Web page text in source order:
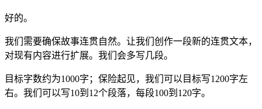
好的。
我们需要确保故事连贯自然。让我们创作一段新的连贯文本，
对现有内容进行扩展。我们会多写几段。
目标字数约为1000字；保险起见，我们可以目标写1200字左
右。我们可以写10到12个段落，每段100到120字。